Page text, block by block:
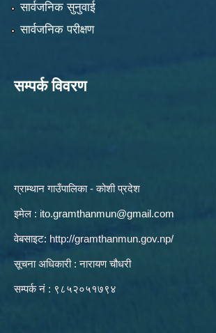
सार्वजनिक सुनुवाई
सार्वजनिक परीक्षण
सम्पर्क विवरण
ग्राम्थान गाउँपालिका - कोशी प्रदेश
इमेल : ito.gramthanmun@gmail.com
वेबसाइट: http://gramthanmun.gov.np/
सूचना अधिकारी : नारायण चौधरी
सम्पर्क नं : ९८५२०५१७९४